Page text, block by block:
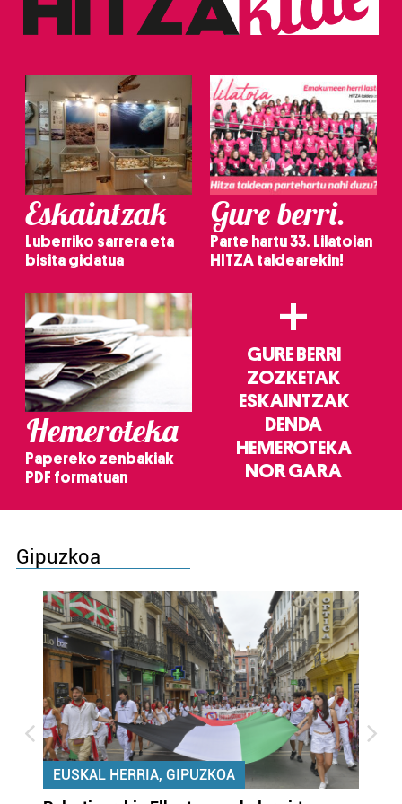
erabiltzeko baimen esplizitua ematen diguzu.
Gehiago
irakurri
Eskaintzak
Luberriko sarrera eta
bisita gidatua
Gure berri.
Parte hartu 33. Lilatoian
HITZA taldearekin!
Hemeroteka
Papereko zenbakiak
PDF formatuan
+
GURE BERRI
ZOZKETAK
ESKAINTZAK
DENDA
HEMEROTEKA
NOR GARA
Gipuzkoa
EUSKAL HERRIA, GIPUZKOA